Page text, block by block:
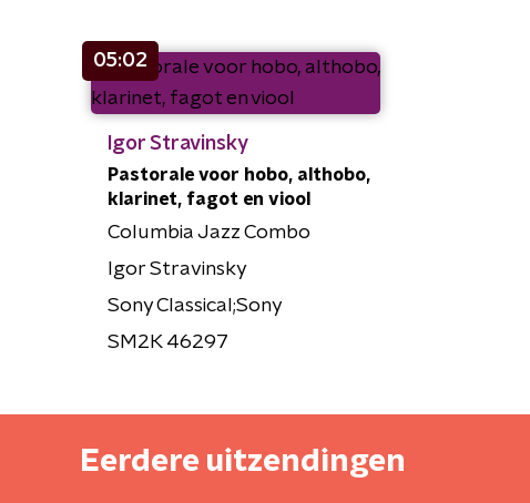
05:02
Igor Stravinsky
Pastorale voor hobo, althobo,
klarinet, fagot en viool
Columbia Jazz Combo
Igor Stravinsky
Sony Classical;Sony
SM2K 46297
Eerdere uitzendingen